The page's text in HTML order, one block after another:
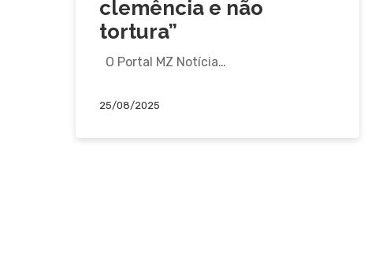
clemência e não
tortura”
O Portal MZ Notícia…
25/08/2025